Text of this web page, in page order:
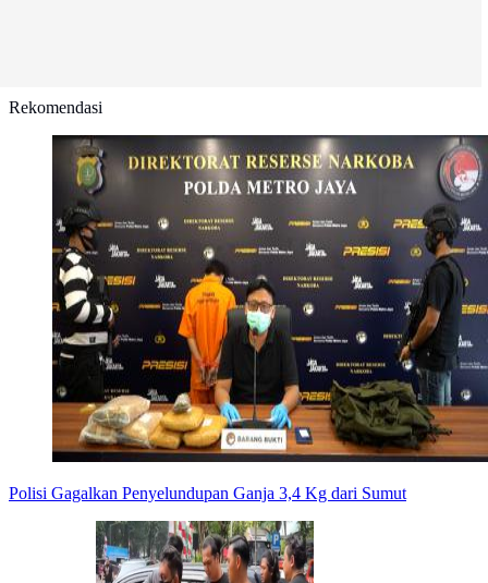
Rekomendasi
Polisi Gagalkan Penyelundupan Ganja 3,4 Kg dari Sumut